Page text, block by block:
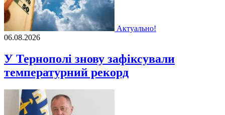
Актуально!
06.08.2026
У Тернополі знову зафіксували
температурний рекорд